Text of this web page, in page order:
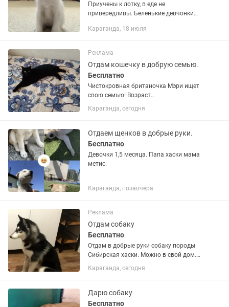
Приучены к лотку, в еде не
привередливы. Беленькие девчонки
Караганда, 18 июля
Реклама
Отдам кошечку в добрую семью.
Бесплатно
Чистокровная британочка Мэри ищет
свою семью! Возраст
1год.Стерилизована.Очень
чистоплотная ,спокойная
наполнителем(сверху сетка).К еде не
прихотлива.Ласковая...
Караганда, сегодня
Отдаем щенков в добрые руки.
Бесплатно
Девочки 1,5 месяца. Папа хаски мама
метис.
Караганда, позавчера
Реклама
Отдам собаку
Бесплатно
Отдам в добрые руки собаку породы
Сибирская хаски. Можно в свой дом.
Добрая, ласковая, любит играть,
любит детей, может жить с другими
Возраст 5 лет, девочка
Караганда, сегодня
Дарю собаку
Бесплатно